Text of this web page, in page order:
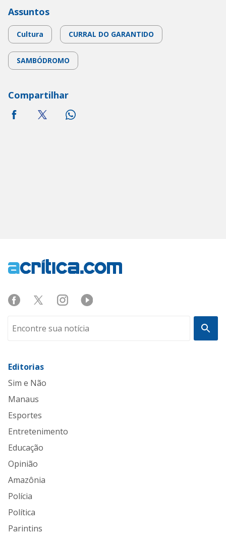
Assuntos
Cultura CURRAL DO GARANTIDO
SAMBÓDROMO
Compartilhar
Editorias
Sim e Não
Manaus
Esportes
Entretenimento
Educação
Opinião
Amazônia
Polícia
Política
Parintins